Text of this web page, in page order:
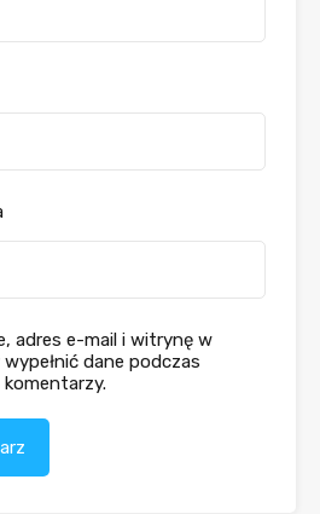
adres e-mail i witrynę w
dane podczas